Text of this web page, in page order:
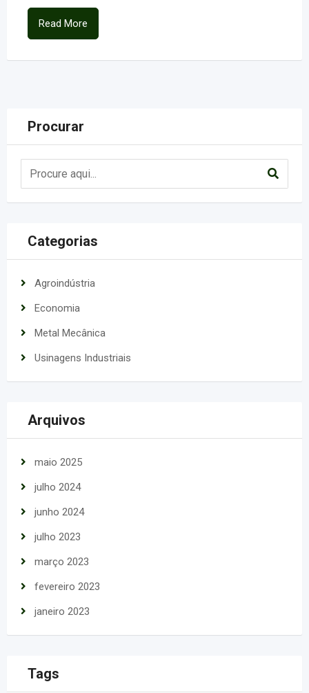
Read More
Procurar
Categorias
Agroindústria
Economia
Metal Mecânica
Usinagens Industriais
Arquivos
maio 2025
julho 2024
junho 2024
julho 2023
março 2023
fevereiro 2023
janeiro 2023
Tags